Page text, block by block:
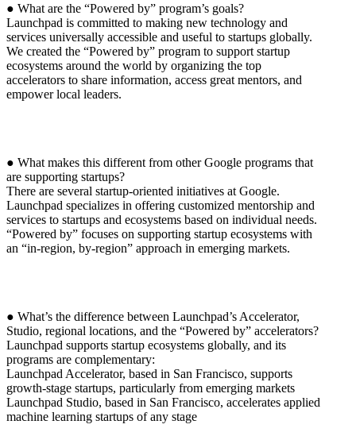
● What are the “Powered by” program’s goals?
Launchpad is committed to making new technology and
services universally accessible and useful to startups globally.
We created the “Powered by” program to support startup
ecosystems around the world by organizing the top
accelerators to share information, access great mentors, and
empower local leaders.
● What makes this different from other Google programs that
are supporting startups?
There are several startup-oriented initiatives at Google.
Launchpad specializes in offering customized mentorship and
services to startups and ecosystems based on individual needs.
“Powered by” focuses on supporting startup ecosystems with
an “in-region, by-region” approach in emerging markets.
● What’s the difference between Launchpad’s Accelerator,
Studio, regional locations, and the “Powered by” accelerators?
Launchpad supports startup ecosystems globally, and its
programs are complementary:
Launchpad Accelerator, based in San Francisco, supports
growth-stage startups, particularly from emerging markets
Launchpad Studio, based in San Francisco, accelerates applied
machine learning startups of any stage